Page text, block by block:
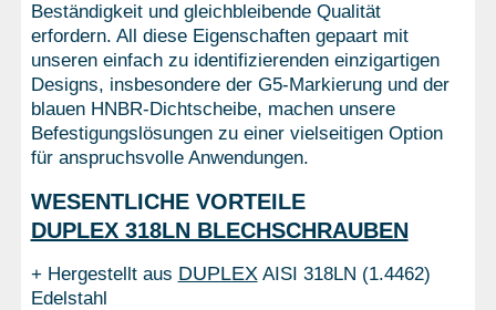
Beständigkeit und gleichbleibende Qualität
erfordern. All diese Eigenschaften gepaart mit
unseren einfach zu identifizierenden einzigartigen
Designs, insbesondere der G5-Markierung und der
blauen HNBR-Dichtscheibe, machen unsere
Befestigungslösungen zu einer vielseitigen Option
für anspruchsvolle Anwendungen.
WESENTLICHE VORTEILE
DUPLEX 318LN BLECHSCHRAUBEN
+ Hergestellt aus DUPLEX AISI 318LN (1.4462)
Edelstahl